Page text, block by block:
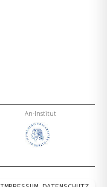
An-Institut